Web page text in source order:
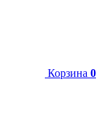
Корзина 0